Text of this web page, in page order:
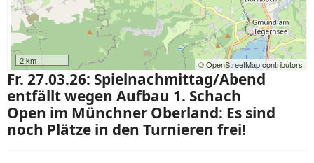
2 km © OpenStreetMap contributors
Fr. 27.03.26: Spielnachmittag/Abend
entfällt wegen Aufbau 1. Schach
Open im Münchner Oberland: Es sind
noch Plätze in den Turnieren frei!